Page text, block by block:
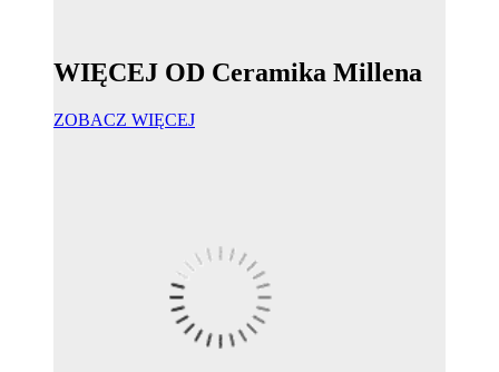
WIĘCEJ OD Ceramika Millena
ZOBACZ WIĘCEJ